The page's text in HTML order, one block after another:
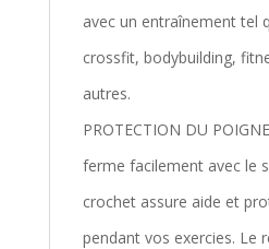
avec un entraînement tel
crossfit, bodybuilding,
autres.
PROTECTION DU
ferme facilement avec le
crochet assure aide et
pendant vos exercies. Le